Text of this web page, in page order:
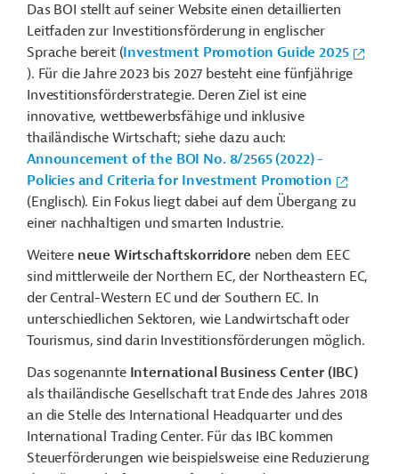
Das BOI stellt auf seiner Website einen detaillierten
Leitfaden zur Investitionsförderung in englischer
Sprache bereit (Investment Promotion Guide 2025
). Für die Jahre 2023 bis 2027 besteht eine fünfjährige
Investitionsförderstrategie. Deren Ziel ist eine
innovative, wettbewerbsfähige und inklusive
thailändische Wirtschaft; siehe dazu auch:
Announcement of the BOI No. 8/2565 (2022) -
Policies and Criteria for Investment Promotion
(Englisch). Ein Fokus liegt dabei auf dem Übergang zu
einer nachhaltigen und smarten Industrie.
Weitere neue Wirtschaftskorridore neben dem EEC
sind mittlerweile der Northern EC, der Northeastern EC,
der Central-Western EC und der Southern EC. In
unterschiedlichen Sektoren, wie Landwirtschaft oder
Tourismus, sind darin Investitionsförderungen möglich.
Das sogenannte International Business Center (IBC)
als thailändische Gesellschaft trat Ende des Jahres 2018
an die Stelle des International Headquarter und des
International Trading Center. Für das IBC kommen
Steuerförderungen wie beispielsweise eine Reduzierung